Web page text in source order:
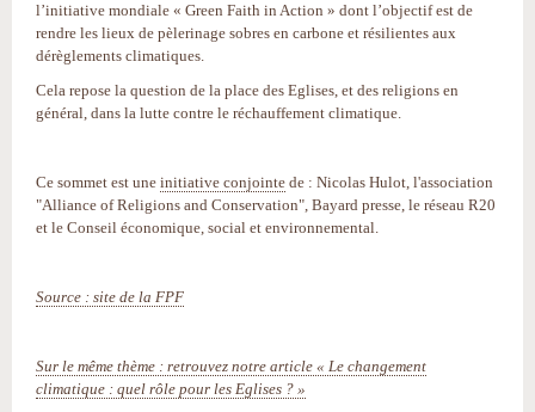
l’initiative mondiale « Green Faith in Action » dont l’objectif est de
rendre les lieux de pèlerinage sobres en carbone et résilientes aux
dérèglements climatiques.
Cela repose la question de la place des Eglises, et des religions en
général, dans la lutte contre le réchauffement climatique.
Ce sommet est une initiative conjointe de : Nicolas Hulot, l'association
"Alliance of Religions and Conservation", Bayard presse, le réseau R20
et le Conseil économique, social et environnemental.
Source : site de la FPF
Sur le même thème : retrouvez notre article « Le changement
climatique : quel rôle pour les Eglises ? »